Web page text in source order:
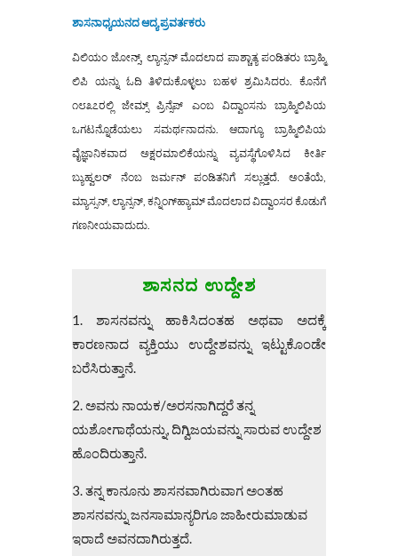
ಶಾಸನಾಧ್ಯಯನದ ಆದ್ಯ ಪ್ರವರ್ತಕರು
ವಿಲಿಯಂ ಜೋನ್ಸ್, ಲ್ಯಾನ್ಸನ್ ಮೊದಲಾದ ಪಾಶ್ಚಾತ್ಯ ಪಂಡಿತರು ಬ್ರಾಹ್ಮಿ
ಲಿಪಿ ಯನ್ನು ಓದಿ ತಿಳಿದುಕೊಳ್ಳಲು ಬಹಳ ಶ್ರಮಿಸಿದರು. ಕೊನೆಗೆ
೧೮೩೭ರಲ್ಲಿ ಜೇಮ್ಸ್ ಪ್ರಿನ್ಸೆಪ್ ಎಂಬ ವಿದ್ವಾಂಸನು ಬ್ರಾಹ್ಮಿಲಿಪಿಯ
ಒಗಟನ್ನೊಡೆಯಲು ಸಮರ್ಥನಾದನು. ಆದಾಗ್ಯೂ ಬ್ರಾಹ್ಮಿಲಿಪಿಯ
ವೈಜ್ಞಾನಿಕವಾದ ಅಕ್ಷರಮಾಲಿಕೆಯನ್ನು ವ್ಯವಸ್ಥೆಗೊಳಿಸಿದ ಕೀರ್ತಿ
ಬ್ಯುಹ್ವಲರ್ ನೆಂಬ ಜರ್ಮನ್ ಪಂಡಿತನಿಗೆ ಸಲ್ಲುತ್ತದೆ. ಅಂತೆಯೆ,
ಮ್ಯಾಸ್ಸನ್, ಲ್ಯಾನ್ಸನ್, ಕನ್ನಿಂಗ್‌ಹ್ಯಾಮ್ ಮೊದಲಾದ ವಿದ್ವಾಂಸರ ಕೊಡುಗೆ
ಗಣನೀಯವಾದುದು.
ಶಾಸನದ ಉದ್ದೇಶ
1. ಶಾಸನವನ್ನು ಹಾಕಿಸಿದಂತಹ ಅಥವಾ ಅದಕ್ಕೆ
ಕಾರಣನಾದ ವ್ಯಕ್ತಿಯು ಉದ್ದೇಶವನ್ನು ಇಟ್ಟುಕೊಂಡೇ
ಬರೆಸಿರುತ್ತಾನೆ.
2. ಅವನು ನಾಯಕ/ಅರಸನಾಗಿದ್ದರೆ ತನ್ನ
ಯಶೋಗಾಥೆಯನ್ನು, ದಿಗ್ವಿಜಯವನ್ನು ಸಾರುವ ಉದ್ದೇಶ
ಹೊಂದಿರುತ್ತಾನೆ.
3. ತನ್ನ ಕಾನೂನು ಶಾಸನವಾಗಿರುವಾಗ ಅಂತಹ
ಶಾಸನವನ್ನು ಜನಸಾಮಾನ್ಯರಿಗೂ ಜಾಹೀರುಮಾಡುವ
ಇರಾದೆ ಅವನದಾಗಿರುತ್ತದೆ.